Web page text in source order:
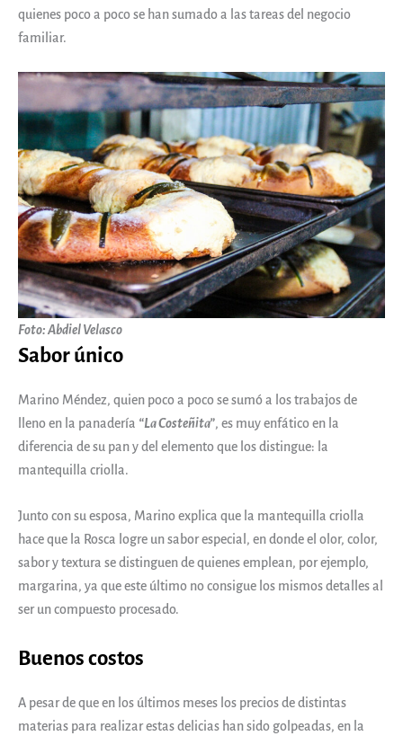
quienes poco a poco se han sumado a las tareas del negocio
familiar.
Foto: Abdiel Velasco
Sabor único
Marino Méndez, quien poco a poco se sumó a los trabajos de
lleno en la panadería “La Costeñita”, es muy enfático en la
diferencia de su pan y del elemento que los distingue: la
mantequilla criolla.
Junto con su esposa, Marino explica que la mantequilla criolla
hace que la Rosca logre un sabor especial, en donde el olor, color,
sabor y textura se distinguen de quienes emplean, por ejemplo,
margarina, ya que este último no consigue los mismos detalles al
ser un compuesto procesado.
Buenos costos
A pesar de que en los últimos meses los precios de distintas
materias para realizar estas delicias han sido golpeadas, en la